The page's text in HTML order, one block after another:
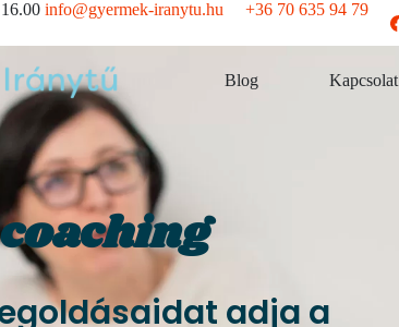
info@gyermek-iranytu.hu +36 70 635 94 79
Blog Kapcsolat
adja a